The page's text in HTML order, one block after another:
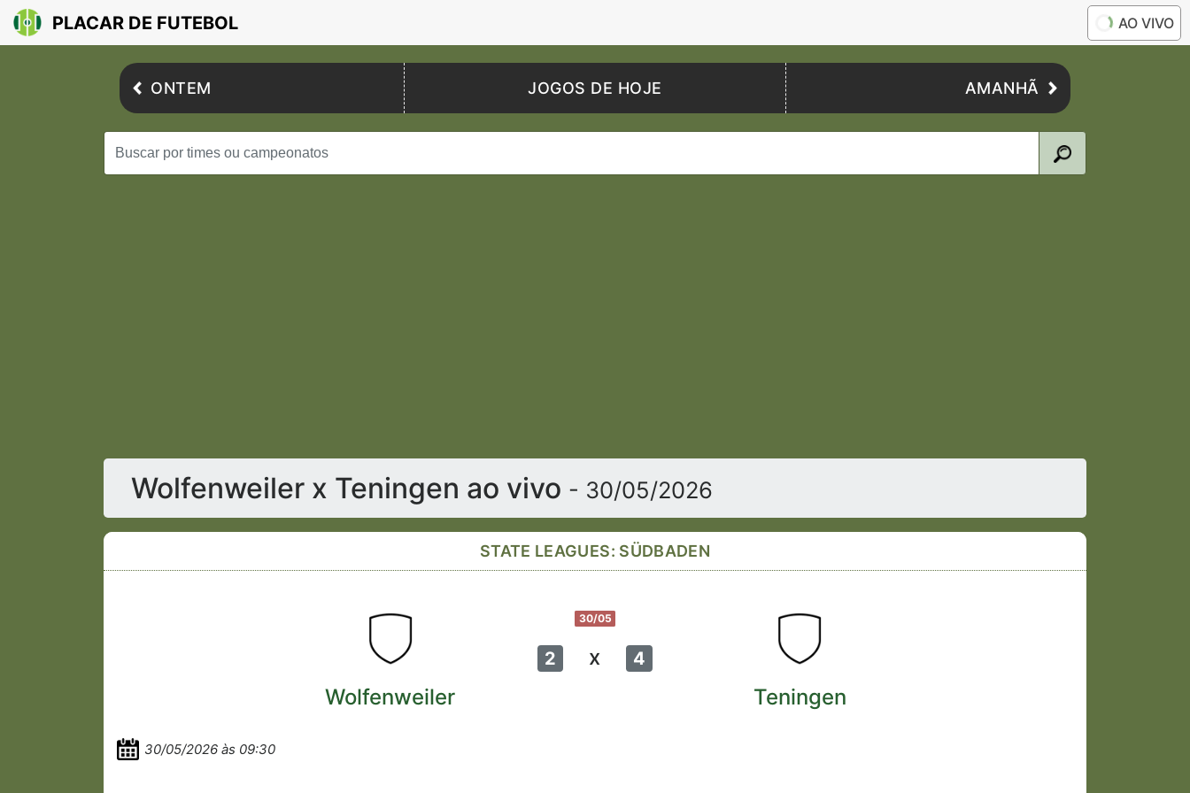
PLACAR DE FUTEBOL AO VIVO
ONTEM JOGOS DE HOJE AMANHÃ
Wolfenweiler x Teningen ao vivo - 30/05/2026
STATE LEAGUES: SÜDBADEN
30/05
2 x 4
Wolfenweiler Teningen
30/05/2026 às 09:30